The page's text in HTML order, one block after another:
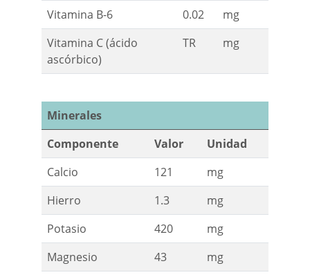
Vitamina B-6
0.02
mg
Vitamina C (ácido
ascórbico)
TR mg
Minerales
Componente
Valor
Unidad
Calcio
121
mg
Hierro
1.3
mg
Potasio
420
mg
Magnesio
43
mg